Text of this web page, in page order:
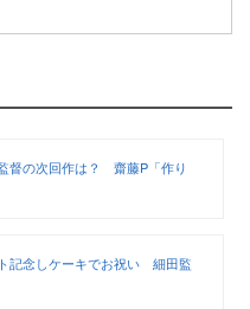
督の次回作は？ 齋藤P「作り
記念しケーキでお祝い 細田監